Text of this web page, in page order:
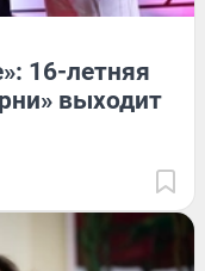
16-летняя
выходит